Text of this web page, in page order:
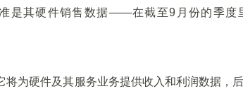
是其硬件销售数据——在截至9月份的季度
为硬件及其服务业务提供收入和利润数据，